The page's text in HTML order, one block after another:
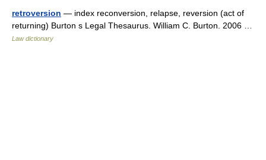
retroversion — index reconversion, relapse, reversion (act of
returning) Burton s Legal Thesaurus. William C. Burton. 2006 …
Law dictionary